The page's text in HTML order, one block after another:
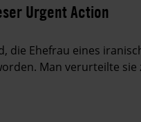
Urgent Action
die Ehefrau eines
Man verurteilte sie